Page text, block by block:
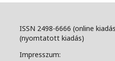
ISSN 2498-6666 (online
(nyomtatott kiadás)
Impresszum: